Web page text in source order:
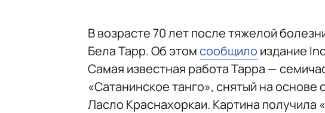
В возрасте 70 лет после тяжелой
Бела Тарр. Об этомсообщило издание
Самая известная работа Тарра —
«Сатанинское танго», снятый на
Ласло Краснахоркаи. Картина